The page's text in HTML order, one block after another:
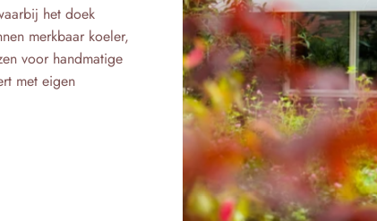
het doek
merkbaar koeler,
voor handmatige
met eigen